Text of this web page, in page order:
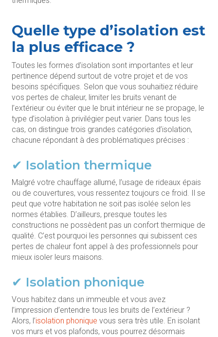
Quelle type d’isolation est
la plus efficace ?
Toutes les formes d’isolation sont importantes et leur
pertinence dépend surtout de votre projet et de vos
besoins spécifiques. Selon que vous souhaitiez réduire
vos pertes de chaleur, limiter les bruits venant de
l’extérieur ou éviter que le bruit intérieur ne se propage, le
type d’isolation à privilégier peut varier. Dans tous les
cas, on distingue trois grandes catégories d’isolation,
chacune répondant à des problématiques précises :
✔ Isolation thermique
Malgré votre chauffage allumé, l’usage de rideaux épais
ou de couvertures, vous ressentez toujours ce froid. Il se
peut que votre habitation ne soit pas isolée selon les
normes établies. D’ailleurs, presque toutes les
constructions ne possèdent pas un confort thermique de
qualité. C’est pourquoi les personnes qui subissent ces
pertes de chaleur font appel à des professionnels pour
mieux isoler leurs maisons.
✔ Isolation phonique
Vous habitez dans un immeuble et vous avez
l’impression d’entendre tous les bruits de l’extérieur ?
Alors, l’isolation phonique vous sera très utile. En isolant
vos murs et vos plafonds, vous pourrez désormais